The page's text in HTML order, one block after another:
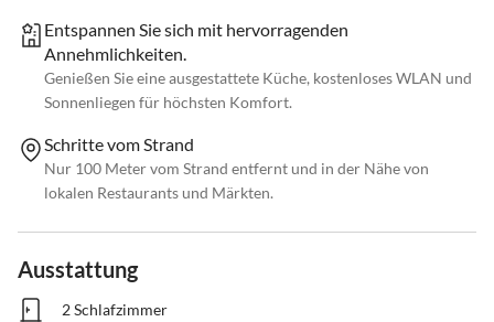
Entspannen Sie sich mit hervorragenden
Annehmlichkeiten.
Genießen Sie eine ausgestattete Küche, kostenloses WLAN und
Sonnenliegen für höchsten Komfort.
Schritte vom Strand
Nur 100 Meter vom Strand entfernt und in der Nähe von
lokalen Restaurants und Märkten.
Ausstattung
2 Schlafzimmer